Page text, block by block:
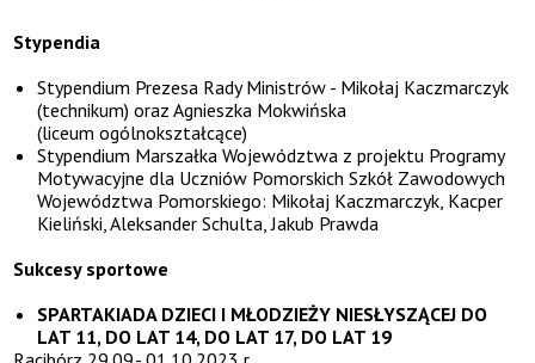
Stypendia
Stypendium Prezesa Rady Ministrów - Mikołaj Kaczmarczyk
(technikum) oraz Agnieszka Mokwińska
(liceum ogólnokształcące)
Stypendium Marszałka Województwa z projektu Programy
Motywacyjne dla Uczniów Pomorskich Szkół Zawodowych
Województwa Pomorskiego: Mikołaj Kaczmarczyk, Kacper
Kieliński, Aleksander Schulta, Jakub Prawda
Sukcesy sportowe
SPARTAKIADA DZIECI I MŁODZIEŻY NIESŁYSZĄCEJ DO
LAT 11, DO LAT 14, DO LAT 17, DO LAT 19